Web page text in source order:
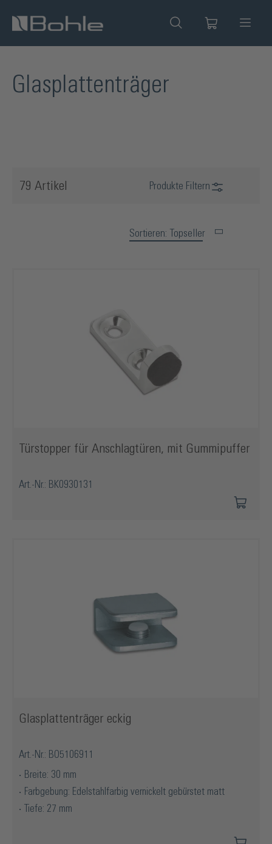
springen
Glasplattenträger
79 Artikel Produkte Filtern
Sortieren: Topseller
Türstopper für Anschlagtüren, mit Gummipuffer
Art.-Nr.: BK0930131
Glasplattenträger eckig
Art.-Nr.: BO5106911
Breite: 30 mm
Farbgebung: Edelstahlfarbig vernickelt gebürstet matt
Tiefe: 27 mm